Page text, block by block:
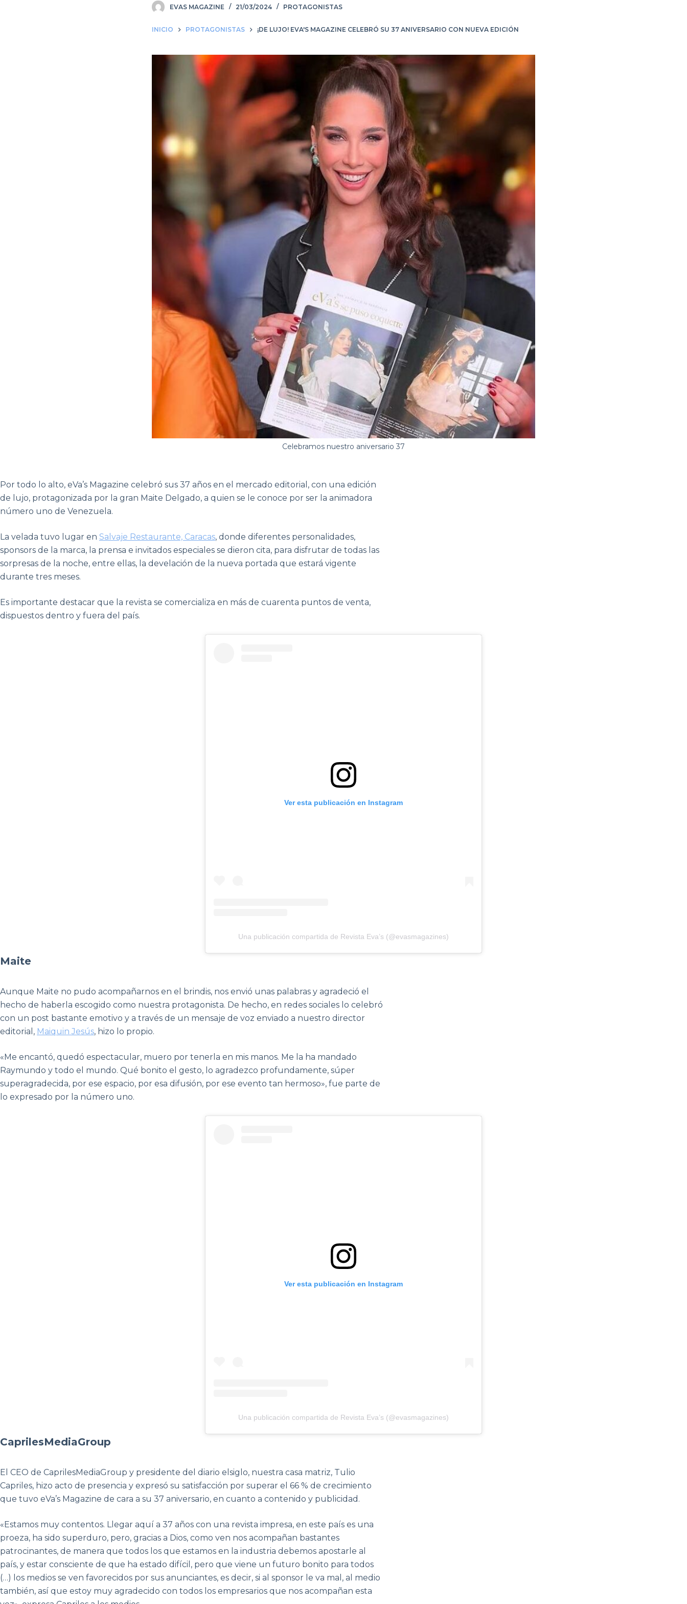
EVAS MAGAZINE 21/03/2024 PROTAGONISTAS
INICIO PROTAGONISTAS ¡DE LUJO! EVA'S MAGAZINE CELEBRÓ SU 37 ANIVERSARIO CON NUEVA EDICIÓN
Celebramos nuestro aniversario 37
Por todo lo alto, eVa’s Magazine celebró sus 37 años en el mercado editorial, con una edición
de lujo, protagonizada por la gran Maite Delgado, a quien se le conoce por ser la animadora
número uno de Venezuela.
La velada tuvo lugar en Salvaje Restaurante, Caracas, donde diferentes personalidades,
sponsors de la marca, la prensa e invitados especiales se dieron cita, para disfrutar de todas las
sorpresas de la noche, entre ellas, la develación de la nueva portada que estará vigente
durante tres meses.
Es importante destacar que la revista se comercializa en más de cuarenta puntos de venta,
dispuestos dentro y fuera del país.
Ver esta publicación en Instagram
Una publicación compartida de Revista Eva’s (@evasmagazines)
Maite
Aunque Maite no pudo acompañarnos en el brindis, nos envió unas palabras y agradeció el
hecho de haberla escogido como nuestra protagonista. De hecho, en redes sociales lo celebró
con un post bastante emotivo y a través de un mensaje de voz enviado a nuestro director
editorial, Maiquin Jesús, hizo lo propio.
«Me encantó, quedó espectacular, muero por tenerla en mis manos. Me la ha mandado
Raymundo y todo el mundo. Qué bonito el gesto, lo agradezco profundamente, súper
superagradecida, por ese espacio, por esa difusión, por ese evento tan hermoso», fue parte de
lo expresado por la número uno.
Ver esta publicación en Instagram
Una publicación compartida de Revista Eva’s (@evasmagazines)
CaprilesMediaGroup
El CEO de CaprilesMediaGroup y presidente del diario elsiglo, nuestra casa matriz, Tulio
Capriles, hizo acto de presencia y expresó su satisfacción por superar el 66 % de crecimiento
que tuvo eVa’s Magazine de cara a su 37 aniversario, en cuanto a contenido y publicidad.
«Estamos muy contentos. Llegar aquí a 37 años con una revista impresa, en este país es una
proeza, ha sido superduro, pero, gracias a Dios, como ven nos acompañan bastantes
patrocinantes, de manera que todos los que estamos en la industria debemos apostarle al
país, y estar consciente de que ha estado difícil, pero que viene un futuro bonito para todos
(…) los medios se ven favorecidos por sus anunciantes, es decir, si al sponsor le va mal, al medio
también, así que estoy muy agradecido con todos los empresarios que nos acompañan esta